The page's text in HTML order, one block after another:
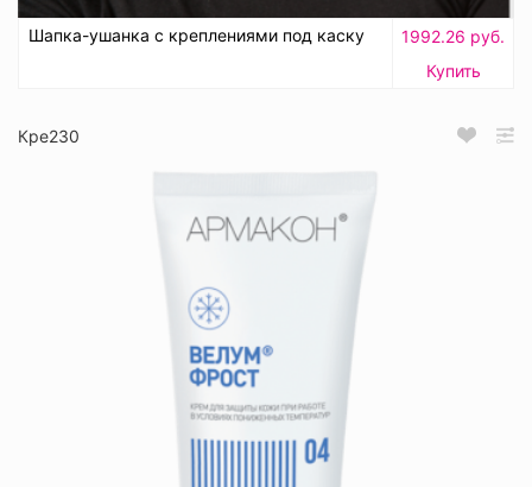
Шапка-ушанка с креплениями под каску
1992.26 руб.
Купить
Кре230